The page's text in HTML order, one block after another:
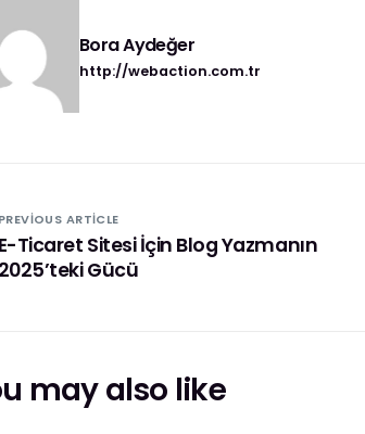
Bora Aydeğer
http://webaction.com.tr
ARTICLE
Ticaret Sitesi İçin Blog Yazmanın
Gücü
may also like